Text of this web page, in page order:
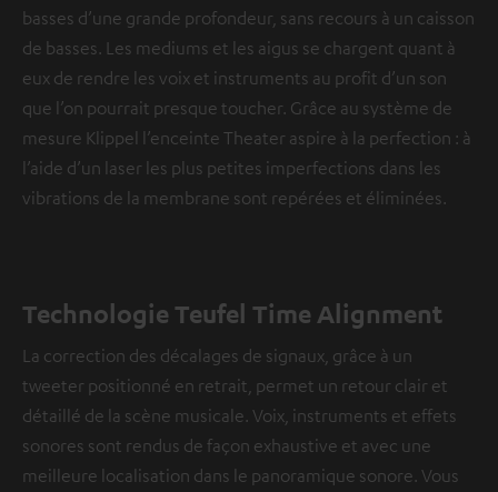
basses d’une grande profondeur, sans recours à un caisson
de basses. Les mediums et les aigus se chargent quant à
eux de rendre les voix et instruments au profit d’un son
que l’on pourrait presque toucher. Grâce au système de
mesure Klippel l’enceinte Theater aspire à la perfection : à
l’aide d’un laser les plus petites imperfections dans les
vibrations de la membrane sont repérées et éliminées.
Technologie Teufel Time Alignment
La correction des décalages de signaux, grâce à un
tweeter positionné en retrait, permet un retour clair et
détaillé de la scène musicale. Voix, instruments et effets
sonores sont rendus de façon exhaustive et avec une
meilleure localisation dans le panoramique sonore. Vous